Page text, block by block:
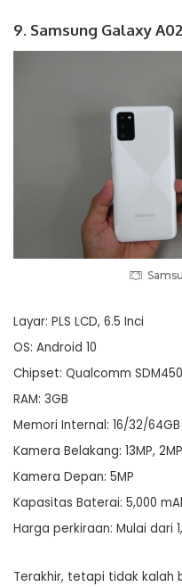
9. Samsung Galaxy
Layar: PLS LCD, 6.5 Inci
OS: Android 10
Chipset: Qualcomm
RAM: 3GB
Memori Internal: 16/32/64GB
Kamera Belakang: 13MP,
Kamera Depan: 5MP
Kapasitas Baterai: 5,000
Harga perkiraan: Mulai dari
Terakhir, tetapi tidak kalah